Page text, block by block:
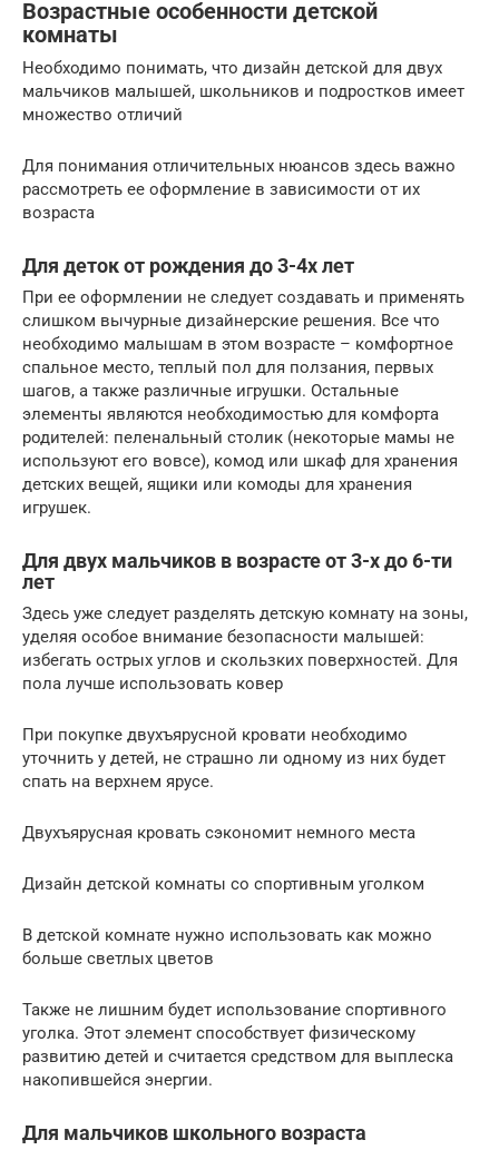
Возрастные особенности детской
комнаты
Необходимо понимать, что дизайн детской для двух
мальчиков малышей, школьников и подростков имеет
множество отличий
Для понимания отличительных нюансов здесь важно
рассмотреть ее оформление в зависимости от их
возраста
Для деток от рождения до 3-4х лет
При ее оформлении не следует создавать и применять
слишком вычурные дизайнерские решения. Все что
необходимо малышам в этом возрасте – комфортное
спальное место, теплый пол для ползания, первых
шагов, а также различные игрушки. Остальные
элементы являются необходимостью для комфорта
родителей: пеленальный столик (некоторые мамы не
используют его вовсе), комод или шкаф для хранения
детских вещей, ящики или комоды для хранения
игрушек.
Для двух мальчиков в возрасте от 3-х до 6-ти
лет
Здесь уже следует разделять детскую комнату на зоны,
уделяя особое внимание безопасности малышей:
избегать острых углов и скользких поверхностей. Для
пола лучше использовать ковер
При покупке двухъярусной кровати необходимо
уточнить у детей, не страшно ли одному из них будет
спать на верхнем ярусе.
Двухъярусная кровать сэкономит немного места
Дизайн детской комнаты со спортивным уголком
В детской комнате нужно использовать как можно
больше светлых цветов
Также не лишним будет использование спортивного
уголка. Этот элемент способствует физическому
развитию детей и считается средством для выплеска
накопившейся энергии.
Для мальчиков школьного возраста